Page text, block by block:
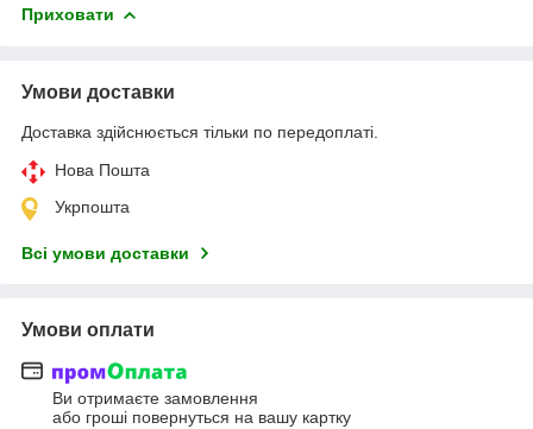
Приховати
Умови доставки
Доставка здійснюється тільки по передоплаті.
Нова Пошта
Укрпошта
Всі умови доставки
Умови оплати
Ви отримаєте замовлення
або гроші повернуться на вашу картку